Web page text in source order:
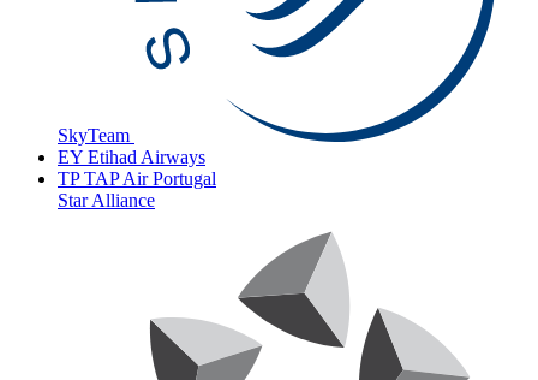
SkyTeam
EY Etihad Airways
TP TAP Air Portugal
Star Alliance